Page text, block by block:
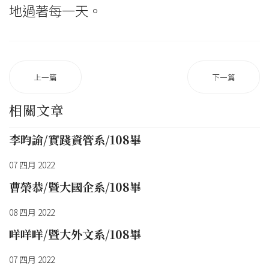
地過著每一天。
上一篇 下一篇
相關文章
李昀諭/實踐資管系/108畢
07 四月 2022
曹榮恭/暨大國企系/108畢
08 四月 2022
咩咩咩/暨大外文系/108畢
07 四月 2022